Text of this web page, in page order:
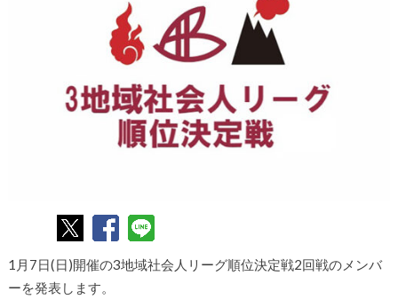
1月7日(日)開催の3地域社会人リーグ順位決定戦2回戦のメンバ
ーを発表します。